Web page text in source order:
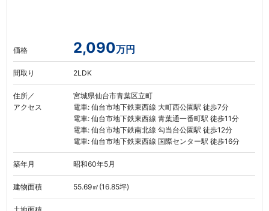
価格 2,090万円
間取り 2LDK
住所／
アクセス
宮城県仙台市青葉区立町
電車: 仙台市地下鉄東西線 大町西公園駅 徒歩7分
電車: 仙台市地下鉄東西線 青葉通一番町駅 徒歩11分
電車: 仙台市地下鉄南北線 勾当台公園駅 徒歩12分
電車: 仙台市地下鉄東西線 国際センター駅 徒歩16分
築年月 昭和60年5月
建物面積 55.69㎡(16.85坪)